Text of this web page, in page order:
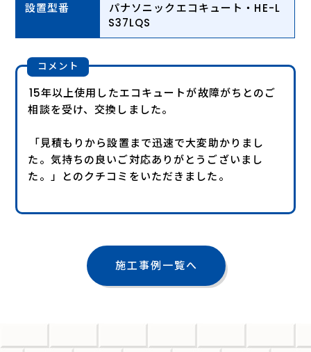
設置型番
パナソニックエコキュート・HE-L
S37LQS
コメント
15年以上使用したエコキュートが故障がちとのご
相談を受け、交換しました。
「見積もりから設置まで迅速で大変助かりまし
た。気持ちの良いご対応ありがとうございまし
た。」とのクチコミをいただきました。
施工事例一覧へ